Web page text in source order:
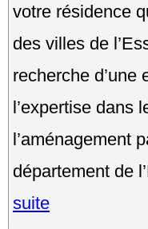
votre résidence
des villes de
recherche d’une
l’expertise dans
l’aménagement
département de
suite